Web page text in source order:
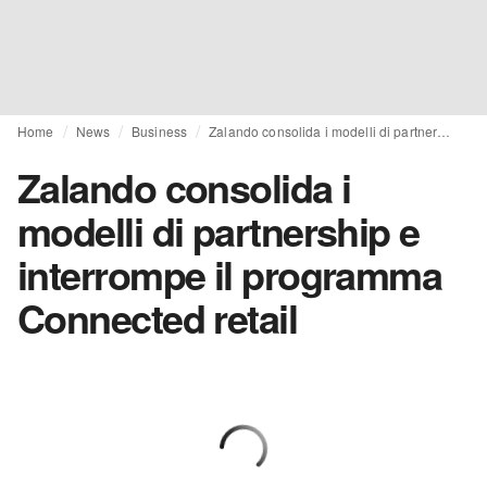
Home News Business
Zalando consolida i
modelli di partnership e
interrompe il programma
Connected retail